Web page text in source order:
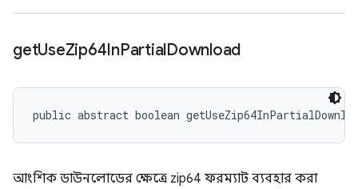
getUseZip64InPartialDownload
public abstract boolean
আংশিক ডাউনলোডের ক্ষেত্রে zip64 ফরম্যাট ব্যবহার করা